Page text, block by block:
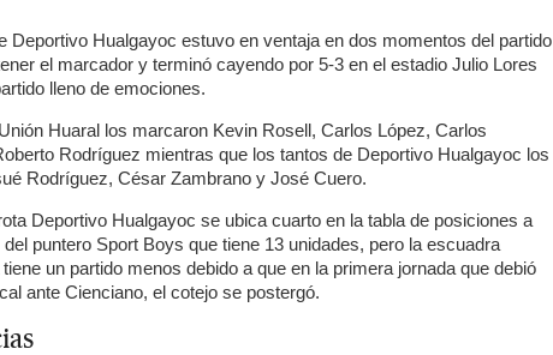
Deportivo Hualgayoc estuvo en ventaja en dos momentos del partido
el marcador y terminó cayendo por 5-3 en el estadio Julio Lores
lleno de emociones.
Huaral los marcaron Kevin Rosell, Carlos López, Carlos
Rodríguez mientras que los tantos de Deportivo Hualgayoc los
Rodríguez, César Zambrano y José Cuero.
Deportivo Hualgayoc se ubica cuarto en la tabla de posiciones a
puntero Sport Boys que tiene 13 unidades, pero la escuadra
un partido menos debido a que en la primera jornada que debió
ante Cienciano, el cotejo se postergó.